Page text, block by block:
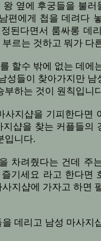
옆에 후궁들을 불러
편에게 첩을 데려다
된다면서 룸싸롱 데
르는 것하고 뭐가 다
할수 밖에 없는 데에
성들이 찾아가지만 남
부하는 것이 원칙입니
지샵을 기피한다면
샵을 찾는 커플들의
입니다.
차려줬다는 건데 주
기세요 라고 한다면
지샵에 가자고 하면
데리고 남성 마사지